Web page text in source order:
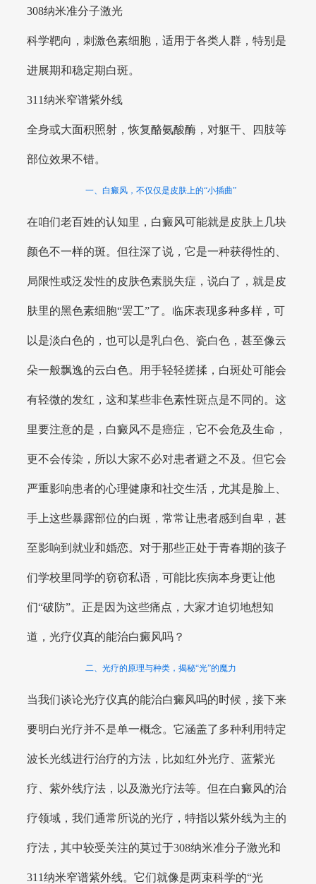
308纳米准分子激光
科学靶向，刺激色素细胞，适用于各类人群，特别是
进展期和稳定期白斑。
311纳米窄谱紫外线
全身或大面积照射，恢复酪氨酸酶，对躯干、四肢等
部位效果不错。
一、白癜风，不仅仅是皮肤上的“小插曲”
在咱们老百姓的认知里，白癜风可能就是皮肤上几块
颜色不一样的斑。但往深了说，它是一种获得性的、
局限性或泛发性的皮肤色素脱失症，说白了，就是皮
肤里的黑色素细胞“罢工”了。临床表现多种多样，可
以是淡白色的，也可以是乳白色、瓷白色，甚至像云
朵一般飘逸的云白色。用手轻轻搓揉，白斑处可能会
有轻微的发红，这和某些非色素性斑点是不同的。这
里要注意的是，白癜风不是癌症，它不会危及生命，
更不会传染，所以大家不必对患者避之不及。但它会
严重影响患者的心理健康和社交生活，尤其是脸上、
手上这些暴露部位的白斑，常常让患者感到自卑，甚
至影响到就业和婚恋。对于那些正处于青春期的孩子
们学校里同学的窃窃私语，可能比疾病本身更让他
们“破防”。正是因为这些痛点，大家才迫切地想知
道，光疗仪真的能治白癜风吗？
二、光疗的原理与种类，揭秘“光”的魔力
当我们谈论光疗仪真的能治白癜风吗的时候，接下来
要明白光疗并不是单一概念。它涵盖了多种利用特定
波长光线进行治疗的方法，比如红外光疗、蓝紫光
疗、紫外线疗法，以及激光疗法等。但在白癜风的治
疗领域，我们通常所说的光疗，特指以紫外线为主的
疗法，其中较受关注的莫过于308纳米准分子激光和
311纳米窄谱紫外线。它们就像是两束科学的“光